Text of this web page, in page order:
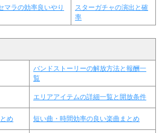
マラの効率良いやり
スターガチャの演出と確
率
バンドストーリーの解放方法と報酬一
覧
エリアアイテムの詳細一覧と開放条件
め 短い曲・時間効率の良い楽曲まとめ